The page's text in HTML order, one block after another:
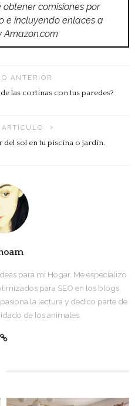
comisiones por
e incluyendo enlaces a
Amazon.com
ANTERIOR
las cortinas con tus paredes?
del sol en tu piscina o jardín.
para mi Hogar. Me especializo
para SEO en los blogs
la lectura y dedico parte de
de los animales.